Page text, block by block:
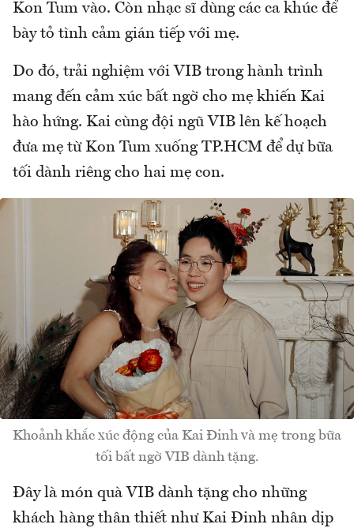
Kon Tum vào. Còn nhạc sĩ dùng các ca khúc để
bày tỏ tình cảm gián tiếp với mẹ.
Do đó, trải nghiệm với VIB trong hành trình
mang đến cảm xúc bất ngờ cho mẹ khiến Kai
hào hứng. Kai cùng đội ngũ VIB lên kế hoạch
đưa mẹ từ Kon Tum xuống TP.HCM để dự bữa
tối dành riêng cho hai mẹ con.
Khoảnh khắc xúc động của Kai Đinh và mẹ trong bữa
tối bất ngờ VIB dành tặng.
Đây là món quà VIB dành tặng cho những
khách hàng thân thiết như Kai Đinh nhân dịp